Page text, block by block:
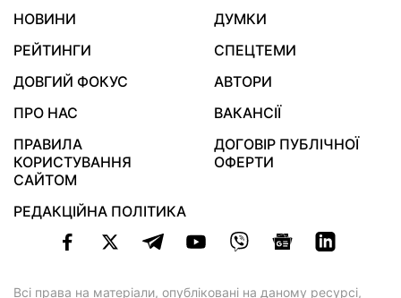
НОВИНИ
ДУМКИ
РЕЙТИНГИ
СПЕЦТЕМИ
ДОВГИЙ ФОКУС
АВТОРИ
ПРО НАС
ВАКАНСІЇ
ПРАВИЛА
КОРИСТУВАННЯ
САЙТОМ
ДОГОВІР ПУБЛІЧНОЇ
ОФЕРТИ
РЕДАКЦІЙНА ПОЛІТИКА
Всі права на матеріали, опубліковані на даному ресурсі,